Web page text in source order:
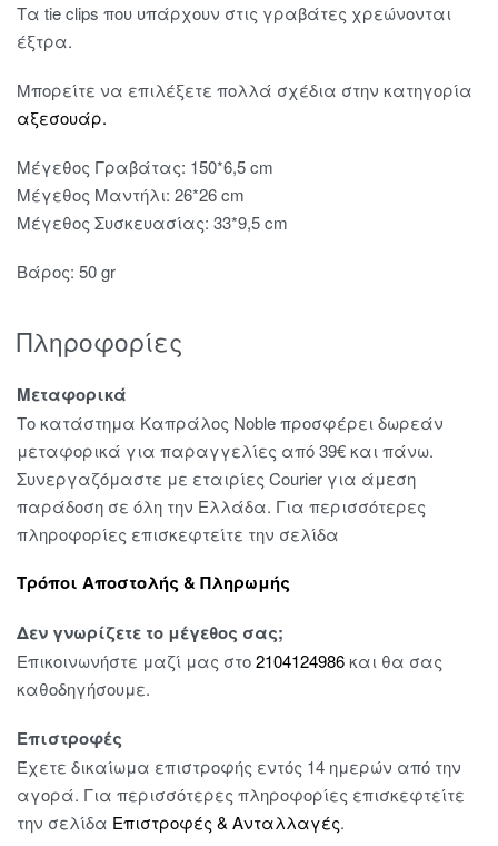
Τα tie clips που υπάρχουν στις γραβάτες χρεώνονται
έξτρα.
Μπορείτε να επιλέξετε πολλά σχέδια στην κατηγορία
αξεσουάρ.
Μέγεθος Γραβάτας: 150*6,5 cm
Μέγεθος Μαντήλι: 26*26 cm
Μέγεθος Συσκευασίας: 33*9,5 cm
Βάρος: 50 gr
Πληροφορίες
Μεταφορικά
Το κατάστημα Καπράλος Noble προσφέρει δωρεάν
μεταφορικά για παραγγελίες από 39€ και πάνω.
Συνεργαζόμαστε με εταιρίες Courier για άμεση
παράδοση σε όλη την Ελλάδα. Για περισσότερες
πληροφορίες επισκεφτείτε την σελίδα
Τρόποι Αποστολής & Πληρωμής
Δεν γνωρίζετε το μέγεθος σας;
Επικοινωνήστε μαζί μας στο2104124986και θα σας
καθοδηγήσουμε.
Επιστροφές
Έχετε δικαίωμα επιστροφής εντός 14 ημερών από την
αγορά. Για περισσότερες πληροφορίες επισκεφτείτε
την σελίδα Επιστροφές & Ανταλλαγές.